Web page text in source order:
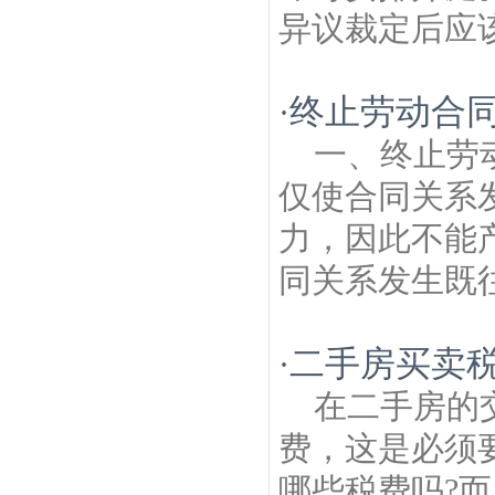
异议裁定后应
·终止劳动合
一、终止劳
仅使合同关系
力，因此不能
同关系发生既
·二手房买卖
在二手房的
费，这是必须